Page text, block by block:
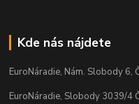
Kde nás nájdete
EuroNáradie, Nám. Slobody 6,
EuroNáradie, Slobody 3039/4